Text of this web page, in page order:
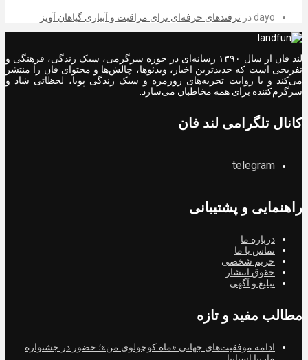
dayo در ترفندهای حرفه‌ای برای مراقبت و آبیاری گیاهان آویز
لند فان از سال ۱۳۹۰ رسانه‌ای در حوزه سرگرمی، سبک زندگی، فرهنگی و
تفریحی است که جدیدترین اخبار، ویدئوها، چالش‌ها و محتوای فان را منتشر
می‌کند و با روایت تجربه‌های روزمره و سبک زندگی پویا، لحظاتی شاد و
سرگرم‌کننده برای همه مخاطبان می‌سازد.
کانال تلگرامی لند فان
telegram
راهنمایی و پشتیبانی
درباره ما
تماس با ما
حریم شخصی
حقوق انتشار
تبلیغ و آگهی
مطالب مفید و تازه
ادامه موفقیت‌های جهانی «ماه کوچولوی من»؛ حضور در جشنواره